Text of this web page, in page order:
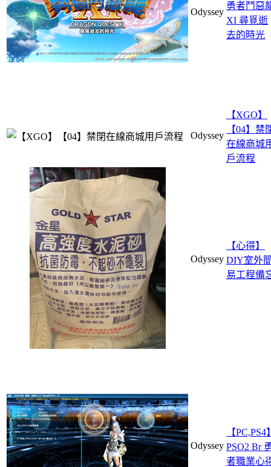
Odyssey
勇者鬥惡
XI 尋覓逝
去的時光
Odyssey
【XGO】
【04】禁
在線商城
戶流程
Odyssey
【心得】
DIY室外
易工程備
Odyssey
【PC,PS4
PSO2 Br
者職業心